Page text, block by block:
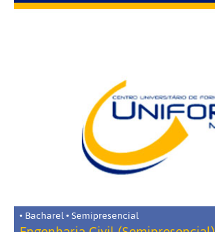
• Bacharel • Semipresencial